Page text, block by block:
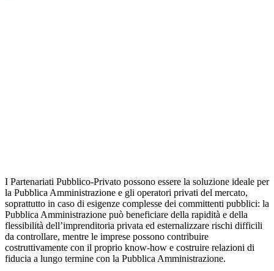
I Partenariati Pubblico-Privato possono essere la soluzione ideale per
la Pubblica Amministrazione e gli operatori privati del mercato,
soprattutto in caso di esigenze complesse dei committenti pubblici: la
Pubblica Amministrazione può beneficiare della rapidità e della
flessibilità dell’imprenditoria privata ed esternalizzare rischi difficili
da controllare, mentre le imprese possono contribuire
costruttivamente con il proprio know-how e costruire relazioni di
fiducia a lungo termine con la Pubblica Amministrazione.